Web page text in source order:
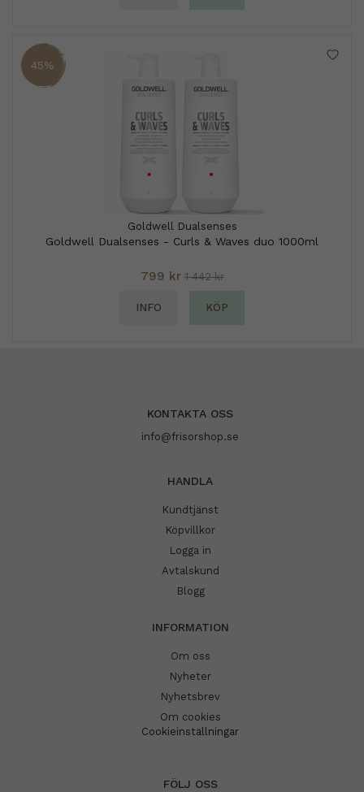
45%
Goldwell Dualsenses
Goldwell Dualsenses - Curls & Waves duo 1000ml
799 kr 1 442 kr
INFO KÖP
KONTAKTA OSS
info@frisorshop.se
HANDLA
Kundtjänst
Köpvillkor
Logga in
Avtalskund
Blogg
INFORMATION
Om oss
Nyheter
Nyhetsbrev
Om cookies
Cookieinställningar
FÖLJ OSS